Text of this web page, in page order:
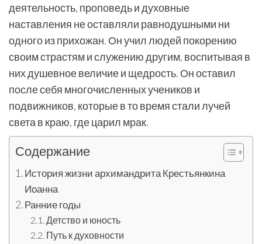
деятельность, проповедь и духовные
наставления не оставляли равнодушными ни
одного из прихожан. Он учил людей покорению
своим страстям и служению другим, воспитывая в
них душевное величие и щедрость. Он оставил
после себя многочисленных учеников и
подвижников, которые в то время стали лучей
света в краю, где царил мрак.
Содержание
История жизни архимандрита Крестьянкина
Иоанна
Ранние годы
Детство и юность
Путь к духовности